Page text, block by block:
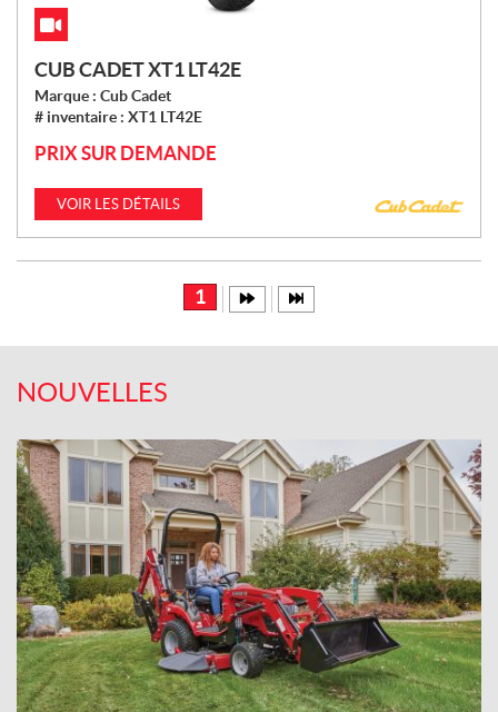
CUB CADET XT1 LT42E
Marque : Cub Cadet
# inventaire : XT1 LT42E
PRIX SUR DEMANDE
VOIR LES DÉTAILS
1
NOUVELLES